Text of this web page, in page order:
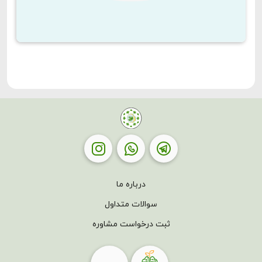
درباره ما
سوالات متداول
ثبت درخواست مشاوره